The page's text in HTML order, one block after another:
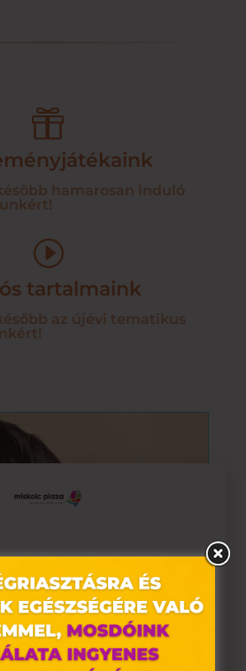

hamarosan induló
I
tartalmaink
az újévi tematikus
IS CSODASZÉP
kat (továbbiakban „süti")
fájlok, melyek információt
Ehhez az Ön